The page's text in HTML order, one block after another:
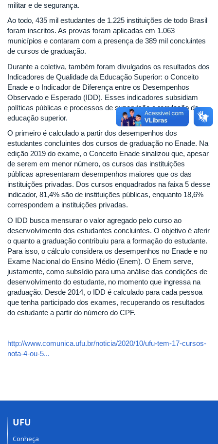
militar e de segurança.
Ao todo, 435 mil estudantes de 1.225 instituições de todo Brasil
foram inscritos. As provas foram aplicadas em 1.063
municípios e contaram com a presença de 389 mil concluintes
de cursos de graduação.
Durante a coletiva, também foram divulgados os resultados dos
Indicadores de Qualidade da Educação Superior: o Conceito
Enade e o Indicador de Diferença entre os Desempenhos
Observado e Esperado (IDD). Esses indicadores subsidiam
políticas públicas e processos de supervisão e regulação da
educação superior.
O primeiro é calculado a partir dos desempenhos dos
estudantes concluintes dos cursos de graduação no Enade. Na
edição 2019 do exame, o Conceito Enade sinalizou que, apesar
de serem em menor número, os cursos das instituições
públicas apresentaram desempenhos maiores que os das
instituições privadas. Dos cursos enquadrados na faixa 5 desse
indicador, 81,4% são de instituições públicas, enquanto 18,6%
correspondem a instituições privadas.
O IDD busca mensurar o valor agregado pelo curso ao
desenvolvimento dos estudantes concluintes. O objetivo é aferir
o quanto a graduação contribuiu para a formação do estudante.
Para isso, o cálculo considera os desempenhos no Enade e no
Exame Nacional do Ensino Médio (Enem). O Enem serve,
justamente, como subsídio para uma análise das condições de
desenvolvimento do estudante, no momento que ingressa na
graduação. Desde 2014, o IDD é calculado para cada pessoa
que tenha participado dos exames, recuperando os resultados
do estudante a partir do número do CPF.
http://www.comunica.ufu.br/noticia/2020/10/ufu-tem-17-cursos-
nota-4-ou-5...
UFU
Conheça